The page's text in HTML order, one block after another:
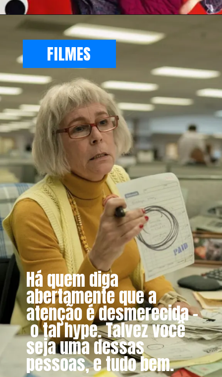
Há quem diga
abertamente que a
atenção é desmerecida –
o tal hype. Talvez você
seja uma dessas
pessoas, e tudo bem.
FILMES